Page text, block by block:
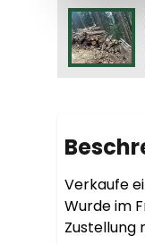
Verkaufe
Wurde im
Zustellung